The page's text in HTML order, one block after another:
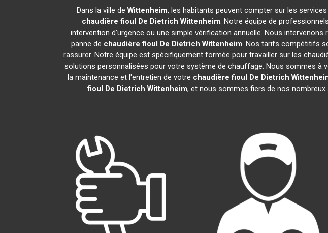
Dans la ville de Wittenheim, les habitants peuvent compter sur les
chaudière fioul De Dietrich Wittenheim. Notre équipe de
intervention d'urgence ou une simple vérification annuelle. Nous
panne de chaudière fioul De Dietrich Wittenheim. Nos tarifs compétitifs
rassurer. Notre équipe est spécifiquement formée pour travailler sur les
solutions personnalisées pour votre système de chauffage. Nous sommes
la maintenance et l'entretien de votre chaudière fioul De Dietrich
fioul De Dietrich Wittenheim, et nous sommes fiers de nos